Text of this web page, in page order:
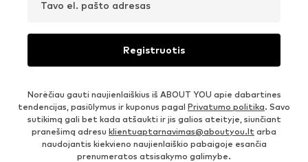
Tavo el. pašto adresas
Registruotis
Norėčiau gauti naujienlaiškius iš ABOUT YOU apie dabartines
tendencijas, pasiūlymus ir kuponus pagal Privatumo politika. Savo
sutikimą gali bet kada atšaukti ir jis galios ateityje, siunčiant
pranešimą adresu klientuaptarnavimas@aboutyou.lt arba
naudojantis kiekvieno naujienlaiškio pabaigoje esančia
prenumeratos atsisakymo galimybe.